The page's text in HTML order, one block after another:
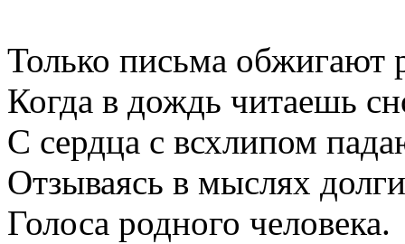
Только письма обжигают
Когда в дождь читаешь
С сердца с всхлипом
Отзываясь в мыслях
Голоса родного человека.